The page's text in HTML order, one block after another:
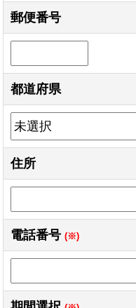
郵便番号
都道府県
住所
電話番号(※)